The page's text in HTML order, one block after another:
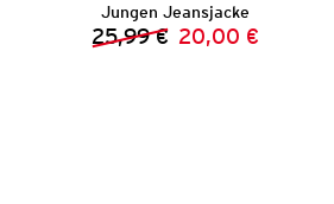
Jungen Jeansjacke
Vorheriger Preis:
25,99 € Neuer Preis:
20,00 €